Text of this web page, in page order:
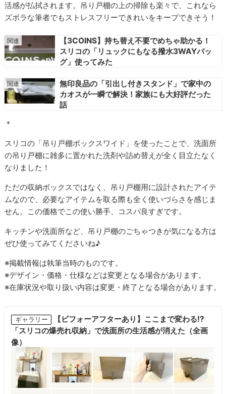
活感が払拭されます。吊り戸棚の上の掃除も楽々で、これなら
ズボラな筆者でもストレスフリーできれいをキープできそう！
【3COINS】持ち替え不要でめちゃ助かる！
スリコの「リュックにもなる撥水3WAYバッ
グ」使ってみた
無印良品の「引出し付きスタンド」で家中の
カオスが一瞬で解決！家族にも大好評だった
話
＊
スリコの「吊り戸棚ボックスワイド」を使ったことで、洗面所
の吊り戸棚に雑多に置かれた洗剤や詰め替えが全く目立たなく
なりました！
ただの収納ボックスではなく、吊り戸棚用に設計されたアイテ
ムなので、必要なアイテムを取る際も全く使いづらさを感じま
せん。この価格でこの使い勝手、コスパ良すぎです。
キッチンや洗面所など、吊り戸棚のごちゃつきが気になる方は
ぜひ使ってみてくださいね♪
※掲載情報は執筆当時のものです。
※デザイン・価格・仕様などは変更となる場合があります。
※在庫状況や取り扱い内容は変更・終了となる場合があります。
ギャラリー
【ビフォーアフターあり】ここまで変わる!?
「スリコの爆売れ収納」で洗面所の生活感が消えた（全画
像）